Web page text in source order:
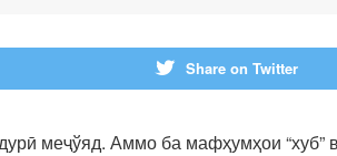
Share on Twitter
меҷўяд. Аммо ба мафҳумҳои “хуб”